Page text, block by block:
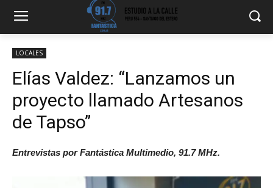
LOCALES
Elías Valdez: “Lanzamos un
proyecto llamado Artesanos
de Tapso”
Entrevistas por Fantástica Multimedio, 91.7 MHz.